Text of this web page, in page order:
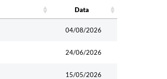
Data
04/08/2026
24/06/2026
15/05/2026